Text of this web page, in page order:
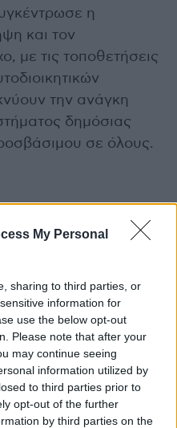
My Personal
sharing to third parties, or
information for
use the below opt-out
Please note that after your
may continue seeing
information utilized by
to third parties prior to
opt-out of the further
by third parties on the
η
και τον
με τις τοποθετήσεις
την ανάγκη
δημόσιας
σε όλους.
Προσφοράς «Γιώργος
Μάξιμο, στον Θανάση
Φούσα. Η βραδιά
εκδηλώσεις του
στην τελετή
παλμό.